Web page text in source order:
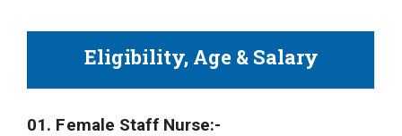
Eligibility, Age & Salary
01. Female Staff Nurse:-